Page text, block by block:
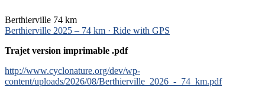
Berthierville 74 km
Berthierville 2025 – 74 km · Ride with GPS
Trajet version imprimable .pdf
http://www.cyclonature.org/dev/wp-
content/uploads/2026/08/Berthierville_2026_-_74_km.pdf